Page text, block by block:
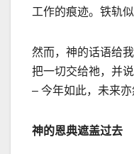
工作的痕迹。铁轨似
然而，神的话语给
把一切交给祂，并
– 今年如此，未来亦
神的恩典遮盖过去